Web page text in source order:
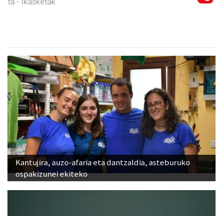
Kantujira, auzo-afaria eta dantzaldia, asteburuko
ospakizunei ekiteko